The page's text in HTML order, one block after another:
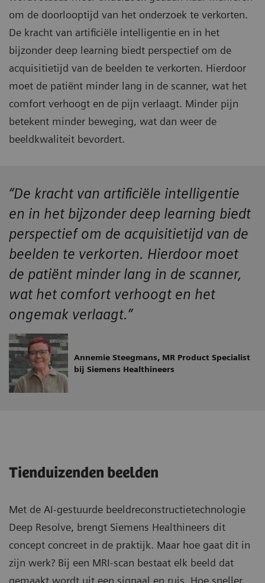
om de doorlooptijd van het onderzoek te verkorten.
De kracht van artificiële intelligentie en in het
bijzonder deep learning biedt perspectief om de
acquisitietijd van de beelden te verkorten. Hierdoor
moet de patiënt minder lang in de scanner, wat het
comfort verhoogt en de pijn verlaagt. Minder pijn
betekent minder beweging, wat dan weer de
beeldkwaliteit bevordert.
“De kracht van artificiële intelligentie
en in het bijzonder deep learning biedt
perspectief om de acquisitietijd van de
beelden te verkorten. Hierdoor moet
de patiënt minder lang in de scanner,
wat het comfort verhoogt en het
ongemak verlaagt.”
Annemie Steegmans, MR Product Specialist
bij Siemens Healthineers
Tienduizenden beelden
Met de AI-gestuurde beeldreconstructietechnologie
Deep Resolve, brengt Siemens Healthineers dit
concept concreet in de praktijk. Maar hoe gaat dit in
zijn werk? Bij een MRI-scan bestaat elk beeld dat
gemaakt wordt uit een signaal en ruis. Hoe sneller